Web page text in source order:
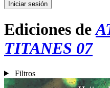
Iniciar sesión
Ediciones de
TITANES 07
Filtros